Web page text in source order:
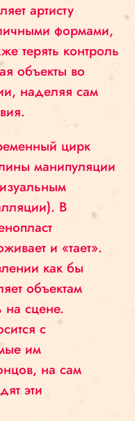
артисту
формами,
терять контроль
объекты во
наделяя сам
цирк
манипуляции
В
и «тает».
как бы
объектам
на сцене.
с
им
на сам
эти